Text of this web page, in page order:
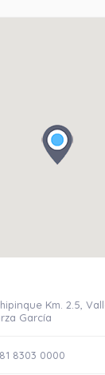
Km. 2.5,
García
81 8303 0000